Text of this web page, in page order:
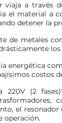
viaja a través
el material a
detener la
de metales
energética
costos
220V (2
el resonador
operación.